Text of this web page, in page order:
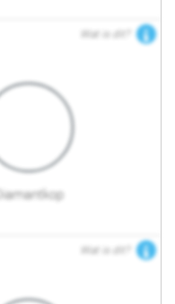
Wat is dit?
Diamantkop
Wat is dit?